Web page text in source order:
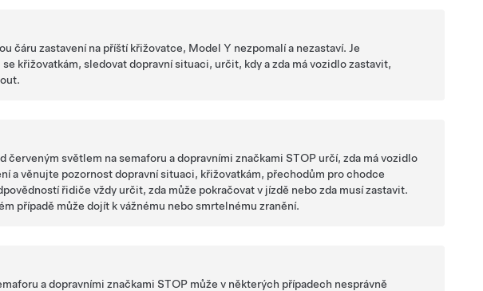
čáru zastavení na příští křižovatce, Model Y nezpomalí a nezastaví. Je
křižovatkám, sledovat dopravní situaci, určit, kdy a zda má vozidlo zastavit,
světlem na semaforu a dopravními značkami STOP určí, zda má vozidlo
a věnujte pozornost dopravní situaci, křižovatkám, přechodům pro chodce
řidiče vždy určit, zda může pokračovat v jízdě nebo zda musí zastavit.
případě může dojít k vážnému nebo smrtelnému zranění.
a dopravními značkami STOP může v některých případech nesprávně